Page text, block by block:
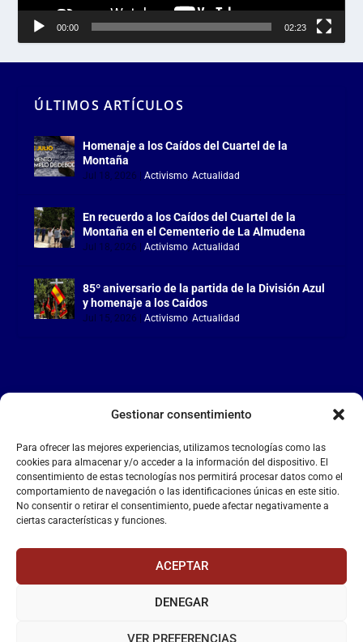
Gestionar consentimiento
Para ofrecer las mejores experiencias, utilizamos tecnologías como las
cookies para almacenar y/o acceder a la información del dispositivo. El
consentimiento de estas tecnologías nos permitirá procesar datos como el
comportamiento de navegación o las identificaciones únicas en este sitio.
No consentir o retirar el consentimiento, puede afectar negativamente a
ciertas características y funciones.
ACEPTAR
DENEGAR
VER PREFERENCIAS
00:00 02:23
ÚLTIMOS ARTÍCULOS
Homenaje a los Caídos del Cuartel de la
Montaña
Jul 18, 2026 |Activismo,Actualidad
En recuerdo a los Caídos del Cuartel de la
Montaña en el Cementerio de La Almudena
Jul 18, 2026 |Activismo,Actualidad
85º aniversario de la partida de la División Azul
y homenaje a los Caídos
Jul 15, 2026 |Activismo,Actualidad
LA FALANGE
Reproductor
de
vídeo